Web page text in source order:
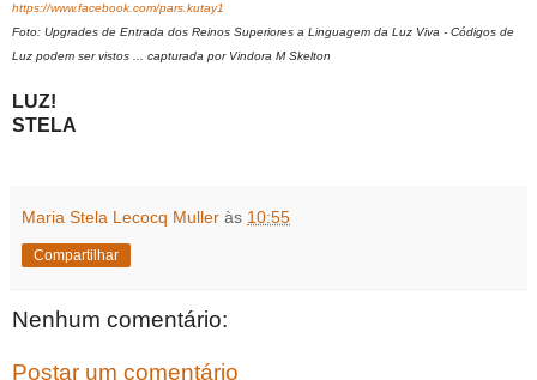
https://www.facebook.com/pars.kutay1
Foto: Upgrades de Entrada dos Reinos Superiores a Linguagem da Luz Viva - Códigos de
Luz podem ser vistos ... capturada por Vindora M Skelton
LUZ!
STELA
Maria Stela Lecocq Muller às 10:55
Compartilhar
Nenhum comentário:
Postar um comentário